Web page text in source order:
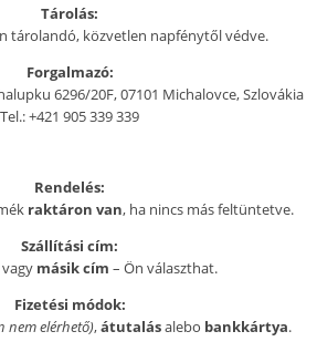
Tárolás:
tárolandó, közvetlen napfénytől védve.
Forgalmazó:
6296/20F, 07101 Michalovce, Szlovákia
Tel.: +421 905 339 339
Rendelés:
raktáron van, ha nincs más feltüntetve.
Szállítási cím:
vagy másik cím – Ön választhat.
Fizetési módok:
nem elérhető),átutalásalebo bankkártya.